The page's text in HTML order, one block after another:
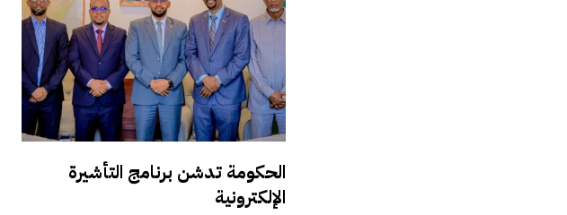
الحكومة تدشن برنامج التأشيرة
الإلكترونية